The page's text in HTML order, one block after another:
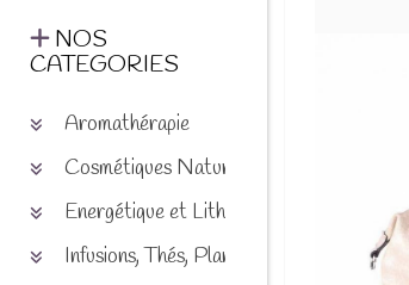
NOS
CATEGORIES
Aromathérapie
Cosmétiques Naturels
Energétique et Lithothérapie
Infusions, Thés, Plantes et produits